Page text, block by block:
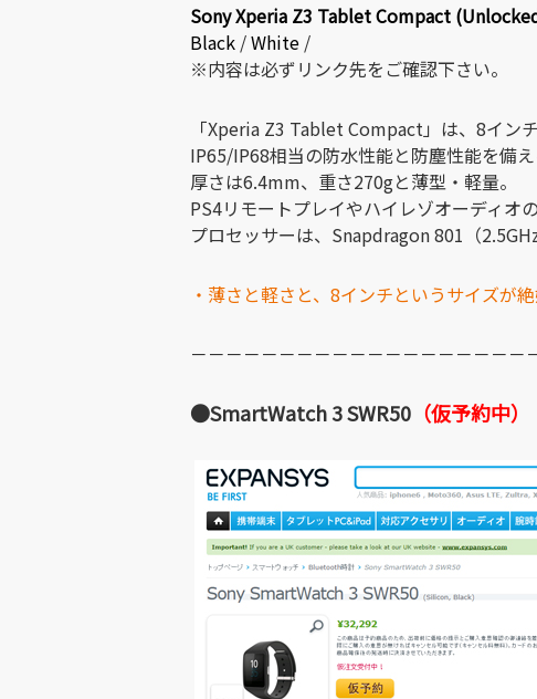
Sony Xperia Z3 Tablet Compact
Black /White /
※内容は必ずリンク先をご確認下さい。
「Xperia Z3 Tablet Compact」は、8イン
IP65/IP68相当の防水性能と防塵性能を備
厚さは6.4mm、重さ270gと薄型・軽量。
PS4リモートプレイやハイレゾオーディオ
プロセッサーは、Snapdragon 801（
・薄さと軽さと、8インチというサイズが
－－－－－－－－－－－－－－－－－－－
●SmartWatch 3 SWR50 （仮予約中）